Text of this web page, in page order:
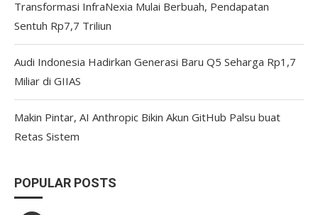
Transformasi InfraNexia Mulai Berbuah, Pendapatan
Sentuh Rp7,7 Triliun
Audi Indonesia Hadirkan Generasi Baru Q5 Seharga Rp1,7
Miliar di GIIAS
Makin Pintar, AI Anthropic Bikin Akun GitHub Palsu buat
Retas Sistem
POPULAR POSTS